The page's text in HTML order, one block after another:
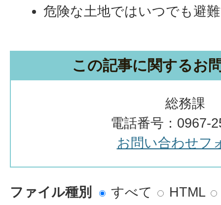
危険な土地ではいつでも避
この記事に関するお
総務課
電話番号：0967-
お問い合わせフ
ファイル種別 すべて HTML